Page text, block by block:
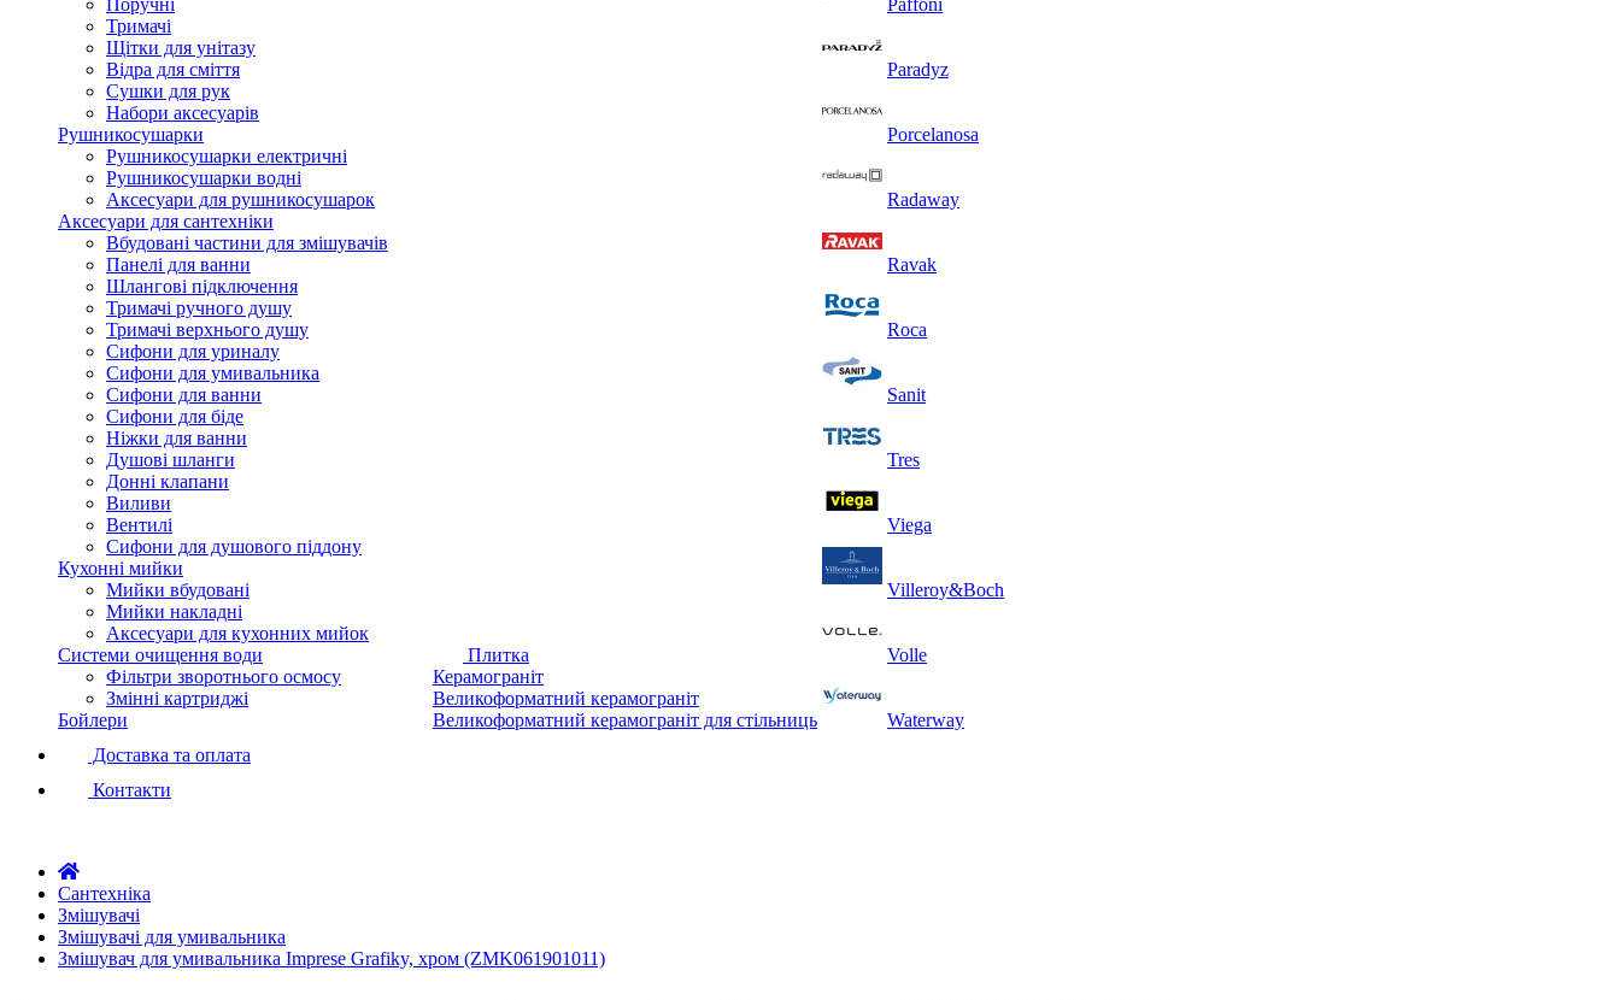
Поручні
Тримачі
Щітки для унітазу
Відра для сміття
Сушки для рук
Набори аксесуарів
Рушникосушарки
Рушникосушарки електричні
Рушникосушарки водні
Аксесуари для рушникосушарок
Аксесуари для сантехніки
Вбудовані частини для змішувачів
Панелі для ванни
Шлангові підключення
Тримачі ручного душу
Тримачі верхнього душу
Сифони для уриналу
Сифони для умивальника
Сифони для ванни
Сифони для біде
Ніжки для ванни
Душові шланги
Донні клапани
Виливи
Вентилі
Сифони для душового піддону
Кухонні мийки
Мийки вбудовані
Мийки накладні
Аксесуари для кухонних мийок
Системи очищення води
Фільтри зворотнього осмосу
Змінні картриджі
Бойлери
Плитка
Керамограніт
Великоформатний керамограніт
Великоформатний керамограніт для стільниць
Paffoni
Paradyz
Porcelanosa
Radaway
Ravak
Roca
Sanit
Tres
Viega
Villeroy&Boch
Volle
Waterway
Доставка та оплата
Контакти
Сантехніка
Змішувачі
Змішувачі для умивальника
Змішувач для умивальника Imprese Grafiky, хром (ZMK061901011)